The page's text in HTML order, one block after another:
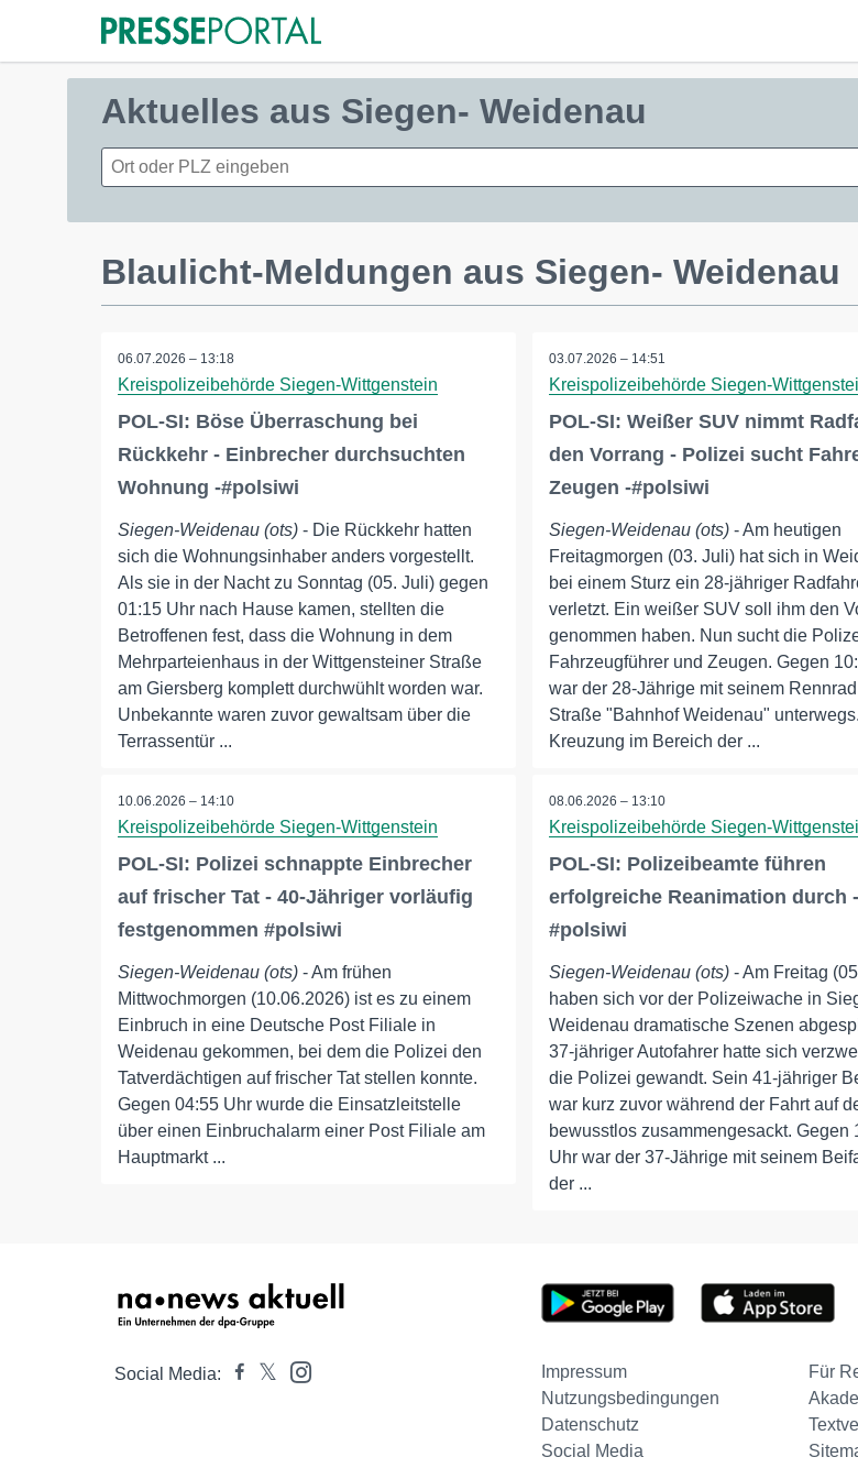
Aktuelles aus Siegen- Weidenau
Blaulicht-Meldungen aus Siegen- Weidenau
06.07.2026 – 13:18
Kreispolizeibehörde Siegen-Wittgenstein
POL-SI: Böse Überraschung bei
Rückkehr - Einbrecher durchsuchten
Wohnung -#polsiwi
Siegen-Weidenau (ots) - Die Rückkehr hatten
sich die Wohnungsinhaber anders vorgestellt.
Als sie in der Nacht zu Sonntag (05. Juli) gegen
01:15 Uhr nach Hause kamen, stellten die
Betroffenen fest, dass die Wohnung in dem
Mehrparteienhaus in der Wittgensteiner Straße
am Giersberg komplett durchwühlt worden war.
Unbekannte waren zuvor gewaltsam über die
Terrassentür ...
03.07.2026 – 14:51
Kreispolizeibehörde Siegen-
POL-SI: Weißer SUV nimmt
den Vorrang - Polizei sucht
Zeugen -#polsiwi
Siegen-Weidenau (ots)- Am heutigen
Freitagmorgen (03. Juli) hat sich in
bei einem Sturz ein 28-jähriger
verletzt. Ein weißer SUV soll ihm den
genommen haben. Nun sucht die
Fahrzeugführer und Zeugen. Gegen
war der 28-Jährige mit seinem
Straße "Bahnhof Weidenau"
Kreuzung im Bereich der ...
10.06.2026 – 14:10
Kreispolizeibehörde Siegen-Wittgenstein
POL-SI: Polizei schnappte Einbrecher
auf frischer Tat - 40-Jähriger vorläufig
festgenommen #polsiwi
Siegen-Weidenau (ots) - Am frühen
Mittwochmorgen (10.06.2026) ist es zu einem
Einbruch in eine Deutsche Post Filiale in
Weidenau gekommen, bei dem die Polizei den
Tatverdächtigen auf frischer Tat stellen konnte.
Gegen 04:55 Uhr wurde die Einsatzleitstelle
über einen Einbruchalarm einer Post Filiale am
Hauptmarkt ...
08.06.2026 – 13:10
Kreispolizeibehörde Siegen-
POL-SI: Polizeibeamte führen
erfolgreiche Reanimation durch -
#polsiwi
Siegen-Weidenau (ots)- Am Freitag
haben sich vor der Polizeiwache in
Weidenau dramatische Szenen
37-jähriger Autofahrer hatte sich
die Polizei gewandt. Sein 41-jähriger
war kurz zuvor während der Fahrt auf
bewusstlos zusammengesackt. Gegen
Uhr war der 37-Jährige mit seinem
der ...
Social Media: Impressum Für
Nutzungsbedingungen
Datenschutz
Social Media